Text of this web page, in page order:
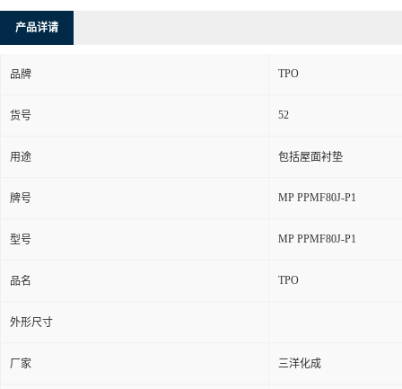
产品详请
品牌 TPO
货号 52
用途 包括屋面衬垫
牌号 MP PPMF80J-P1
型号 MP PPMF80J-P1
品名 TPO
外形尺寸
厂家 三洋化成